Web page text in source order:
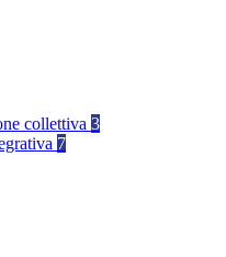
collettiva 3
7